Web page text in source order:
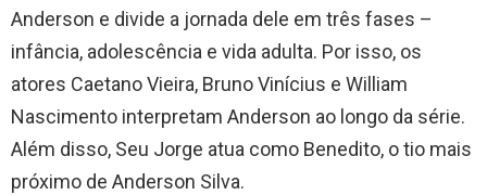
Anderson e divide a jornada dele em três fases –
infância, adolescência e vida adulta. Por isso, os
atores Caetano Vieira, Bruno Vinícius e William
Nascimento interpretam Anderson ao longo da série.
Além disso, Seu Jorge atua como Benedito, o tio mais
próximo de Anderson Silva.